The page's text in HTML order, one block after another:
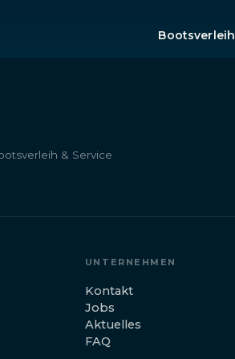
Bootsverleih
& Service
UNTERNEHMEN
Kontakt
Jobs
Aktuelles
FAQ